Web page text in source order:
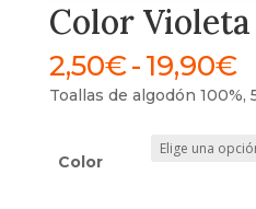
Color Violeta
2,50€-19,90€
Toallas de algodón 100%,
Color